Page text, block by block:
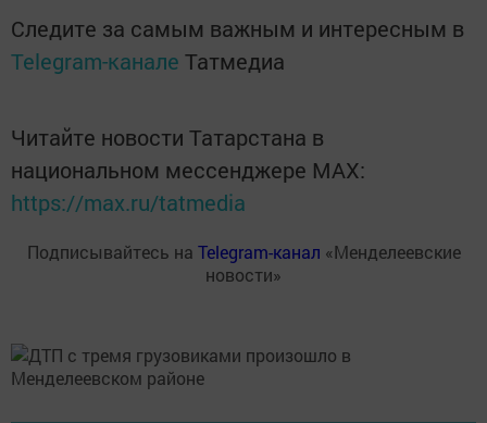
Следите за самым важным и интересным в
Telegram-канале Татмедиа
Читайте новости Татарстана в
национальном мессенджере MАХ:
https://max.ru/tatmedia
Подписывайтесь на Telegram-канал «Менделеевские
новости»